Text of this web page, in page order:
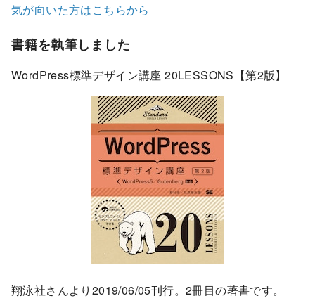
気が向いた方はこちらから
書籍を執筆しました
WordPress標準デザイン講座 20LESSONS【第2版】
翔泳社さんより2019/06/05刊行。2冊目の著書です。